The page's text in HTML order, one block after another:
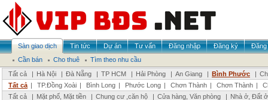
Sàn giao dịch Tin tức Dự án Tư vấn Đăng nhập Đăng ký
Đăng
Cần bán
Cho thuê
Tìm theo nhu cầu
Tất cả
| Hà Nội | Đà Nẵng | TP HCM | Hải Phòng | An Giang | Bình Phước |
Tất cả | TP.Đồng Xoài | Bình Long | Phước Long | Chơn Thành | Chơn Thành |
Tất cả
| Mặt phố, Mặt tiền | Chung cư ,căn hộ | Cửa hàng, Văn phòng | Nhà ở, Đất ở